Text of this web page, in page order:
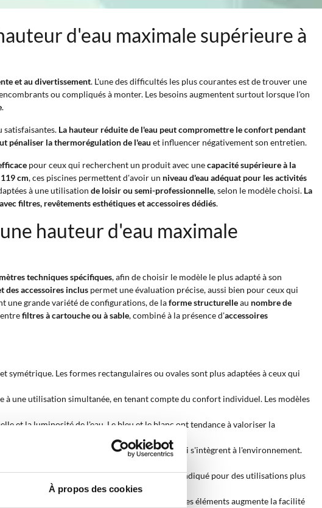
À propos des cookies
d'eau maximale supérieure à
et au divertissement. L'une des difficultés les plus courantes est de trouver une
ou compliqués à monter. Les besoins augmentent surtout lorsque l'on
.
satisfaisantes. La hauteur réduite de l'eau peut compromettre le confort pendant
pénaliser la thermorégulation de l'eau et influencer négativement son entretien.
pour ceux qui recherchent un produit avec unecapacité supérieure à la
cm, ces piscines permettent d'avoir un niveau d'eau adéquat pour les activités
à une utilisation de loisir ou semi-professionnelle, selon le modèle choisi. La
filtres, revêtements esthétiques et accessoires dédiés.
hauteur d'eau maximale
techniques spécifiques, afin de choisir le modèle le plus adapté à son
des accessoires inclus permet une évaluation précise, aussi bien pour ceux qui
une grande variété de configurations, de laforme structurelleau nombre de
filtres à cartouche ou à sable, combiné à la présence d'accessoires
Les formes rectangulaires ou ovales sont plus adaptées à ceux qui
à une utilisation simultanée, en tenant compte du confort individuel. Les modèles
et la luminosité de l'eau. Le bleu et le blanc ont tendance à valoriser la
reproduisent des textures décoratives qui s'intègrent à l'environnement.
un entretien fréquent. Le filtre à sable est indiqué pour des utilisations plus
ball et un kit de nettoyage. La présence de ces éléments augmente la facilité